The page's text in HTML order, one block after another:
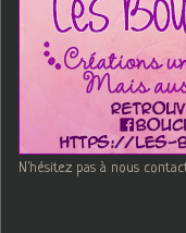
N'hésitez pas à nous